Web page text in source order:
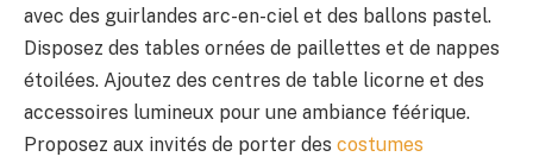
avec des guirlandes arc-en-ciel et des ballons pastel.
Disposez des tables ornées de paillettes et de nappes
étoilées. Ajoutez des centres de table licorne et des
accessoires lumineux pour une ambiance féérique.
Proposez aux invités de porter des costumes